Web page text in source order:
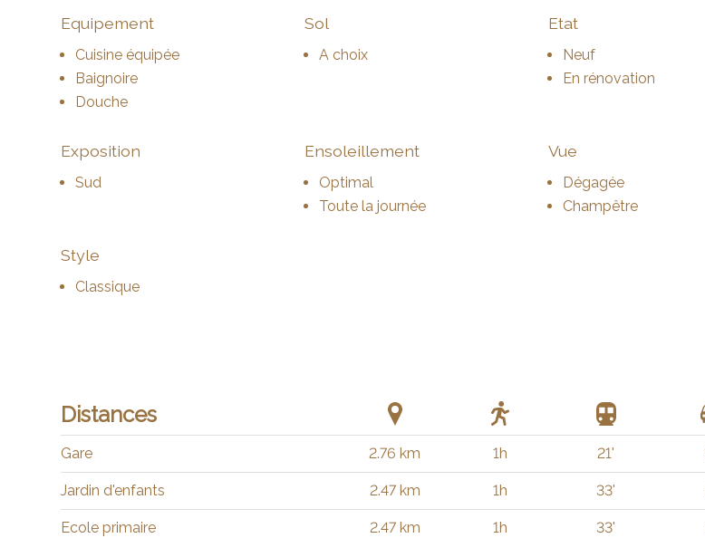
Equipement
Cuisine équipée
Baignoire
Douche
Sol
A choix
Etat
Neuf
En rénovation
Exposition
Sud
Ensoleillement
Optimal
Toute la journée
Vue
Dégagée
Champêtre
Style
Classique
Distances
Gare 2.76 km 1h 21'
Jardin d'enfants 2.47 km 1h 33'
Ecole primaire 2.47 km 1h 33'